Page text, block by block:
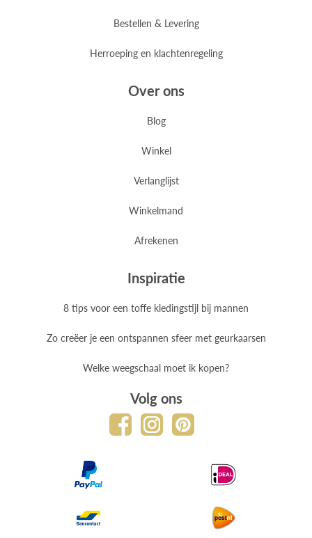
Bestellen & Levering
Herroeping en klachtenregeling
Over ons
Blog
Winkel
Verlanglijst
Winkelmand
Afrekenen
Inspiratie
8 tips voor een toffe kledingstijl bij mannen
Zo creëer je een ontspannen sfeer met geurkaarsen
Welke weegschaal moet ik kopen?
Volg ons